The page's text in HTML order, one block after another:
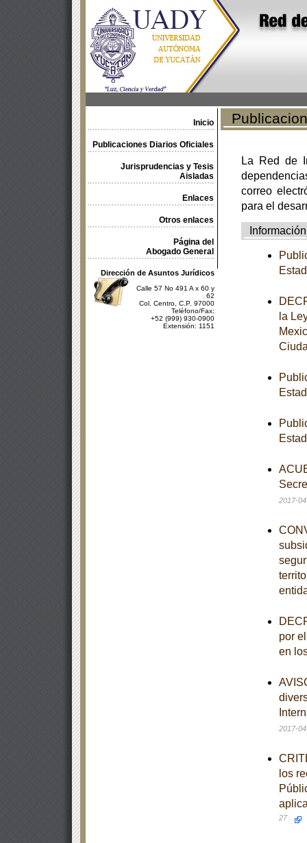
Inicio
Publicaciones Diarios Oficiales
Jurisprudencias y Tesis
Aisladas
Enlaces
Otros enlaces
Página del
Abogado General
Dirección de Asuntos Jurídicos
Calle 57 No 491 A x 60 y
62
Col. Centro, C.P. 97000
Teléfono/Fax:
+52 (999) 930-0900
Extensión: 1151
La Red de
correo
para el
Información
la
2017-
por
en
2017-
los
27